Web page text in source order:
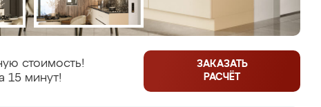
стоимость!
15 минут!
ЗАКАЗАТЬ
РАСЧЁТ